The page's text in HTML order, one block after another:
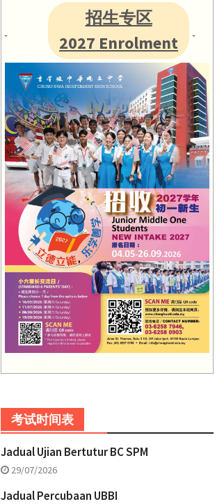
招生专区
2027 Enrolment
考试时间表
Jadual Ujian Bertutur BC SPM
29/07/2026
Jadual Percubaan UBBI